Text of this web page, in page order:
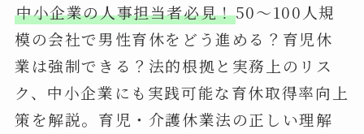
中小企業の人事担当者必見！50～100人規
模の会社で男性育休をどう進める？育児休
業は強制できる？法的根拠と実務上のリス
ク、中小企業にも実践可能な育休取得率向上
策を解説。育児・介護休業法の正しい理解